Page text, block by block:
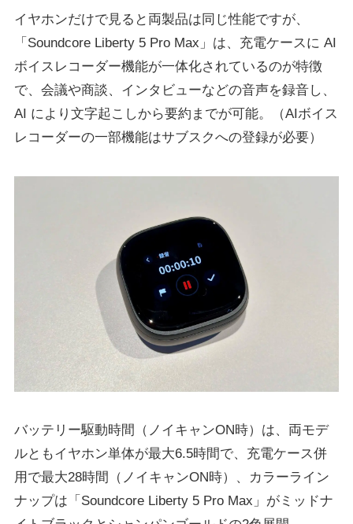
イヤホンだけで見ると両製品は同じ性能ですが、
「Soundcore Liberty 5 Pro Max」は、充電ケースに AI
ボイスレコーダー機能が⼀体化されているのが特徴
で、会議や商談、インタビューなどの⾳声を録⾳し、
AI により⽂字起こしから要約までが可能。（AIボイス
レコーダーの一部機能はサブスクへの登録が必要）
バッテリー駆動時間（ノイキャンON時）は、両モデ
ルともイヤホン単体が最⼤6.5時間で、充電ケース併
用で最⼤28時間（ノイキャンON時）、カラーライン
ナップは「Soundcore Liberty 5 Pro Max」がミッドナ